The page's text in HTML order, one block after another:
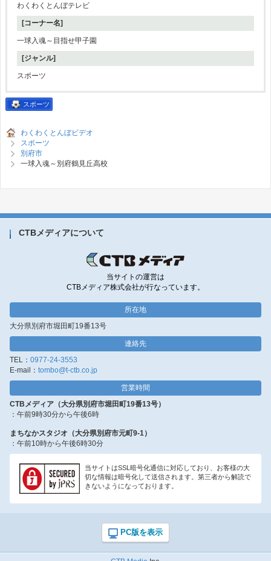
わくわくとんぼテレビ
[コーナー名]
一球入魂～目指せ甲子園
[ジャンル]
スポーツ
スポーツ
わくわくとんぼビデオ
スポーツ
別府市
一球入魂～別府鶴見丘高校
CTBメディアについて
当サイトの運営は
CTBメディア株式会社が行なっています。
所在地
大分県別府市堀田町19番13号
連絡先
TEL： 0977-24-3553
E-mail： tombo@t-ctb.co.jp
営業時間
CTBメディア（大分県別府市堀田町19番13号）
：午前9時30分から午後6時
まちなかスタジオ（大分県別府市元町9-1）
：午前10時から午後6時30分
当サイトはSSL暗号化通信に対応しており、お客様の大
切な情報は暗号化して送信されます。第三者から解読で
きないようになっております。